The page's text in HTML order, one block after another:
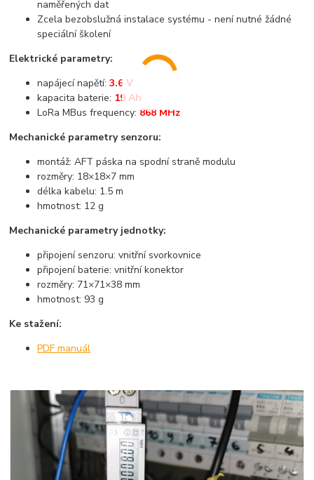
naměřených dat
Zcela bezobslužná instalace systému - není nutné žádné
speciální školení
Elektrické parametry:
napájecí napětí:3.6 V
kapacita baterie: 19 Ah
LoRa MBus frequency: 868 MHz
Mechanické parametry senzoru:
montáž: AFT páska na spodní straně modulu
rozměry: 18×18×7 mm
délka kabelu: 1.5 m
hmotnost: 12 g
Mechanické parametry jednotky:
připojení senzoru: vnitřní svorkovnice
připojení baterie: vnitřní konektor
rozměry: 71×71×38 mm
hmotnost: 93 g
Ke stažení:
PDF manuál